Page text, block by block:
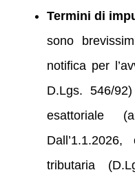
Termini di
sono
notifica per
D.Lgs. 546/
esattoriale
tributaria